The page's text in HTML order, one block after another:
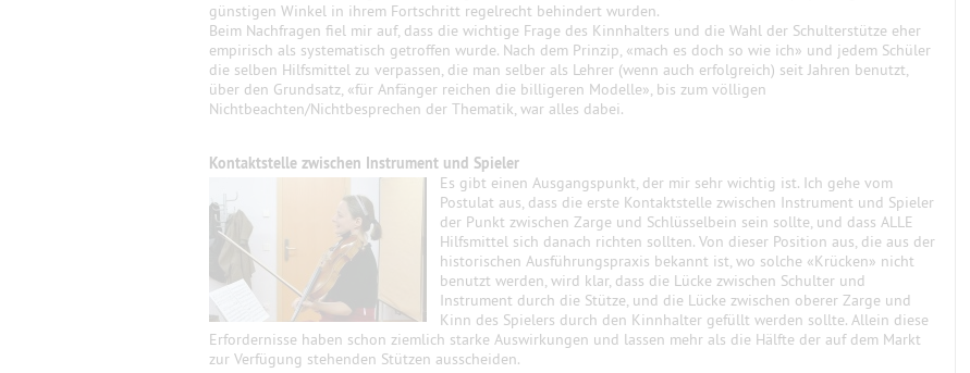
günstigen Winkel in ihrem Fortschritt regelrecht behindert wurden.
Beim Nachfragen fiel mir auf, dass die wichtige Frage des Kinnhalters und die Wahl der Schulterstütze eher
empirisch als systematisch getroffen wurde. Nach dem Prinzip, «mach es doch so wie ich» und jedem Schüler
die selben Hilfsmittel zu verpassen, die man selber als Lehrer (wenn auch erfolgreich) seit Jahren benutzt,
über den Grundsatz, «für Anfänger reichen die billigeren Modelle», bis zum völligen
Nichtbeachten/Nichtbesprechen der Thematik, war alles dabei.
Kontaktstelle zwischen Instrument und Spieler
Es gibt einen Ausgangspunkt, der mir sehr wichtig ist. Ich gehe vom
Postulat aus, dass die erste Kontaktstelle zwischen Instrument und Spieler
der Punkt zwischen Zarge und Schlüsselbein sein sollte, und dass ALLE
Hilfsmittel sich danach richten sollten. Von dieser Position aus, die aus der
historischen Ausführungspraxis bekannt ist, wo solche «Krücken» nicht
benutzt werden, wird klar, dass die Lücke zwischen Schulter und
Instrument durch die Stütze, und die Lücke zwischen oberer Zarge und
Kinn des Spielers durch den Kinnhalter gefüllt werden sollte. Allein diese
Erfordernisse haben schon ziemlich starke Auswirkungen und lassen mehr als die Hälfte der auf dem Markt
zur Verfügung stehenden Stützen ausscheiden.